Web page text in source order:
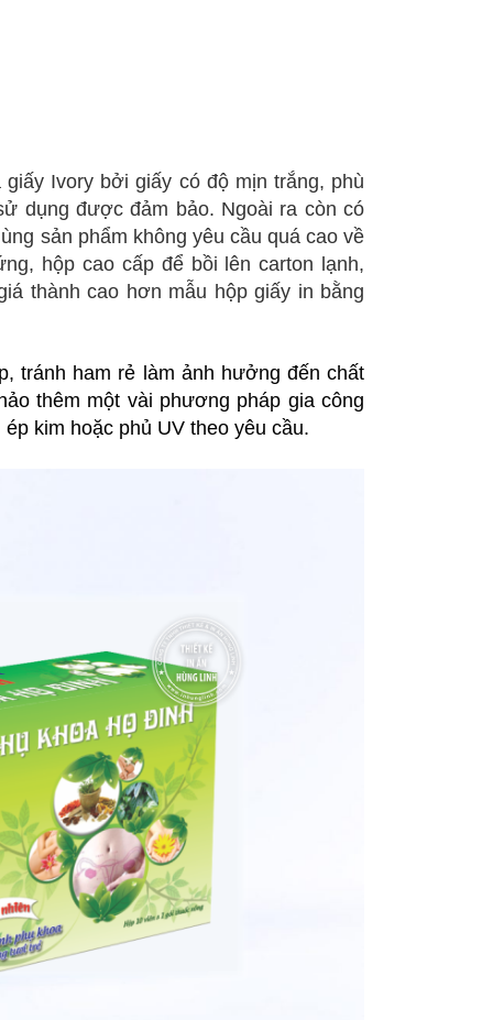
Ivory bởi giấy có độ mịn trắng, phù
dụng được đảm bảo. Ngoài ra còn có
sản phẩm không yêu cầu quá cao về
hộp cao cấp để bồi lên carton lạnh,
thành cao hơn mẫu hộp giấy in bằng
tránh ham rẻ làm ảnh hưởng đến chất
thêm một vài phương pháp gia công
kim hoặc phủ UV theo yêu cầu.